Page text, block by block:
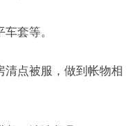
套等。
点被服，做到帐物相